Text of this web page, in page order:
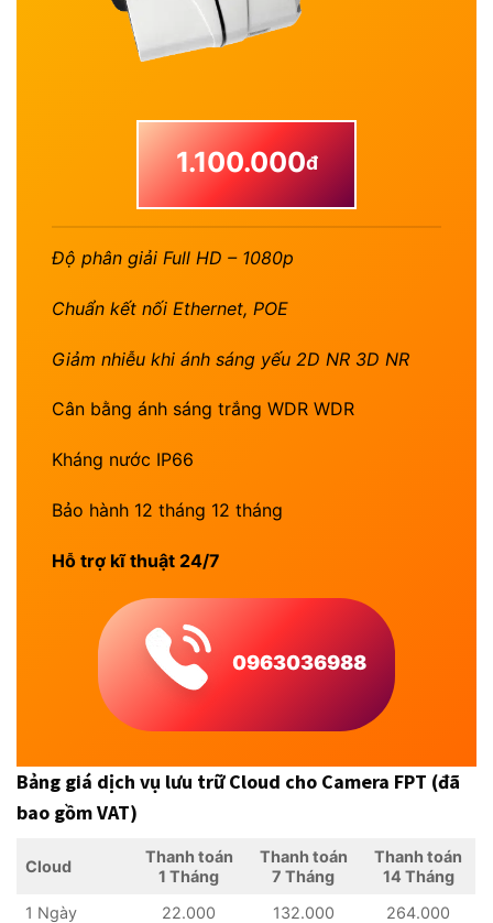
1.100.000đ
Độ phân giải Full HD – 1080p
Chuẩn kết nối Ethernet, POE
Giảm nhiễu khi ánh sáng yếu 2D NR 3D NR
Cân bằng ánh sáng trắng WDR WDR
Kháng nước IP66
Bảo hành 12 tháng 12 tháng
Hỗ trợ kĩ thuật 24/7
0963036988
Bảng giá dịch vụ lưu trữ Cloud cho Camera FPT (đã
bao gồm VAT)
Cloud
Thanh toán
1 Tháng
Thanh toán
7 Tháng
Thanh toán
14 Tháng
1 Ngày
22.000 132.000
264.000